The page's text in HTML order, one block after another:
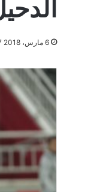
6 مارس، 2018 9:17 م